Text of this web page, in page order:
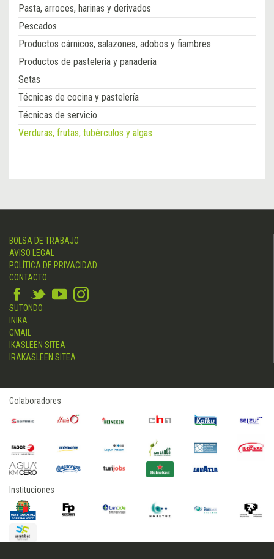
Pasta, arroces, harinas y derivados
Pescados
Productos cárnicos, salazones, adobos y fiambres
Productos de pastelería y panadería
Setas
Técnicas de cocina y pastelería
Técnicas de servicio
Verduras, frutas, tubérculos y algas
BOLSA DE TRABAJO
AVISO LEGAL
POLÍTICA DE PRIVACIDAD
CONTACTO
SUTONDO
INIKA
GMAIL
IKASLEEN SITEA
IRAKASLEEN SITEA
Colaboradores
Instituciones